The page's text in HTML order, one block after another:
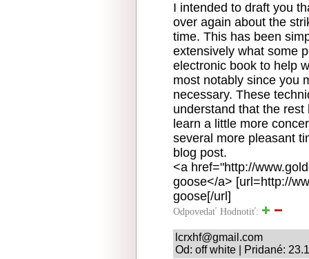
I intended to draft you
over again about the
time. This has been
extensively what some
electronic book to help
most notably since you
necessary. These
understand that the
learn a little more
several more pleasant
blog post.
<a href="http://
goose</a> [url=http://
goose[/url]
Odpovedať Hodnotiť:
lcrxhf@gmail.com
Od: off white | Pridané: